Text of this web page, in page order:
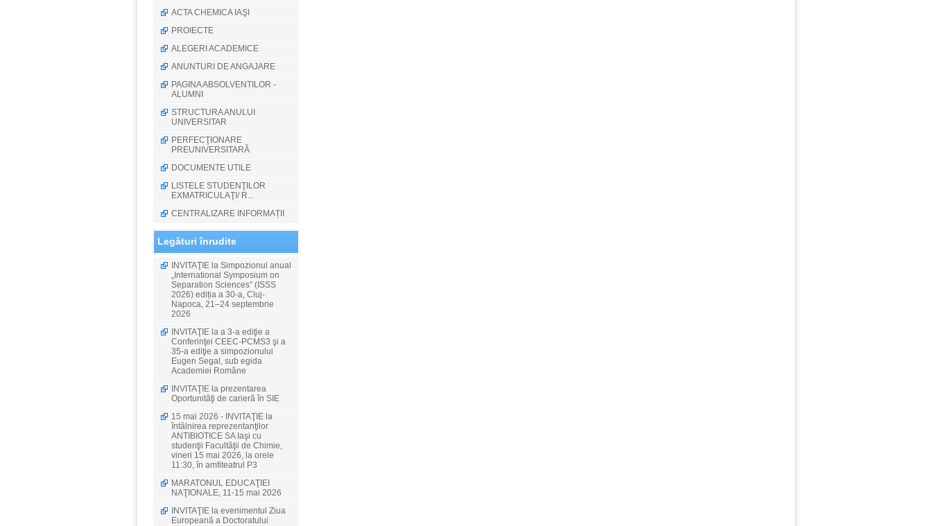
ACTA CHEMICA IAŞI
PROIECTE
ALEGERI ACADEMICE
ANUNTURI DE ANGAJARE
PAGINA ABSOLVENTILOR -
ALUMNI
STRUCTURA ANULUI
UNIVERSITAR
PERFECŢIONARE
PREUNIVERSITARĂ
DOCUMENTE UTILE
LISTELE STUDENŢILOR
EXMATRICULAŢI/ R...
CENTRALIZARE INFORMAȚII
Legături înrudite
INVITAŢIE la Simpozionul anual
„International Symposium on
Separation Sciences” (ISSS
2026) ediția a 30-a, Cluj-
Napoca, 21–24 septembrie
2026
INVITAŢIE la a 3-a ediţie a
Conferinţei CEEC-PCMS3 şi a
35-a ediţie a simpozionului
Eugen Segal, sub egida
Academiei Române
INVITAŢIE la prezentarea
Oportunităţi de carieră în SIE
15 mai 2026 - INVITAŢIE la
întâlnirea reprezentanţilor
ANTIBIOTICE SA Iaşi cu
studenţii Facultăţii de Chimie,
vineri 15 mai 2026, la orele
11:30, în amfiteatrul P3
MARATONUL EDUCAŢIEI
NAŢIONALE, 11-15 mai 2026
INVITAŢIE la evenimentul Ziua
Europeană a Doctoratului